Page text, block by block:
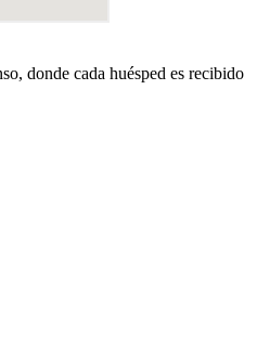
donde cada huésped es recibido